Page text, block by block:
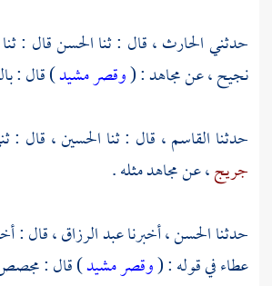
حدثنيالحارث، قال : ثناالحسنقال : ثنا
نجيح، عنمجاهد: (وقصر مشيد) قال :
حدثنا القاسم، قال : ثنا الحسين، قال :
جريج، عنمجاهدمثله .
حدثناالحسن، أخبرناعبد الرزاق، قال :
عطاءفي قوله : (وقصر مشيد) قال :